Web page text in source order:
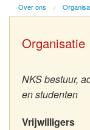
Over Kastelen en
Dag van het Kasteel
Over ons
Word donateur
Over ons
Organisatie
NKS bestuur,
en studenten
Vrijwilligers